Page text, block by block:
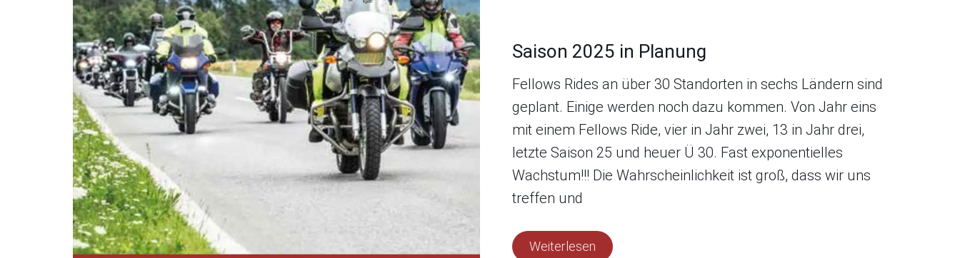
Saison 2025 in Planung
Fellows Rides an über 30 Standorten in sechs Ländern sind
geplant. Einige werden noch dazu kommen. Von Jahr eins
mit einem Fellows Ride, vier in Jahr zwei, 13 in Jahr drei,
letzte Saison 25 und heuer Ü 30. Fast exponentielles
Wachstum!!! Die Wahrscheinlichkeit ist groß, dass wir uns
treffen und
Weiterlesen